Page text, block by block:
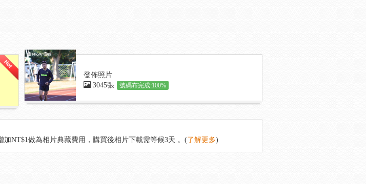
發佈照片
3045張
號碼布完成:100%
加NT$1做為相片典藏費用，購買後相片下載需等候3天 。(了解更多)